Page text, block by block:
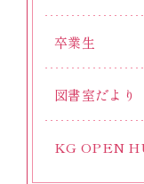
卒業生
図書室だより
KG OPEN